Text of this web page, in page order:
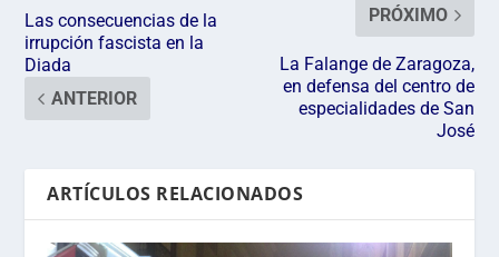
Las consecuencias de la
irrupción fascista en la
Diada
ANTERIOR
PRÓXIMO
La Falange de Zaragoza,
en defensa del centro de
especialidades de San
José
ARTÍCULOS RELACIONADOS